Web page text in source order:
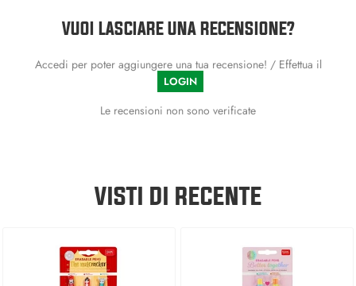
VUOI LASCIARE UNA RECENSIONE?
Accedi per poter aggiungere una tua recensione! / Effettua il
LOGIN
Le recensioni non sono verificate
VISTI DI RECENTE